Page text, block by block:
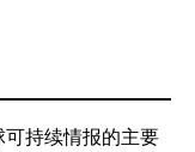
持续情报的主要